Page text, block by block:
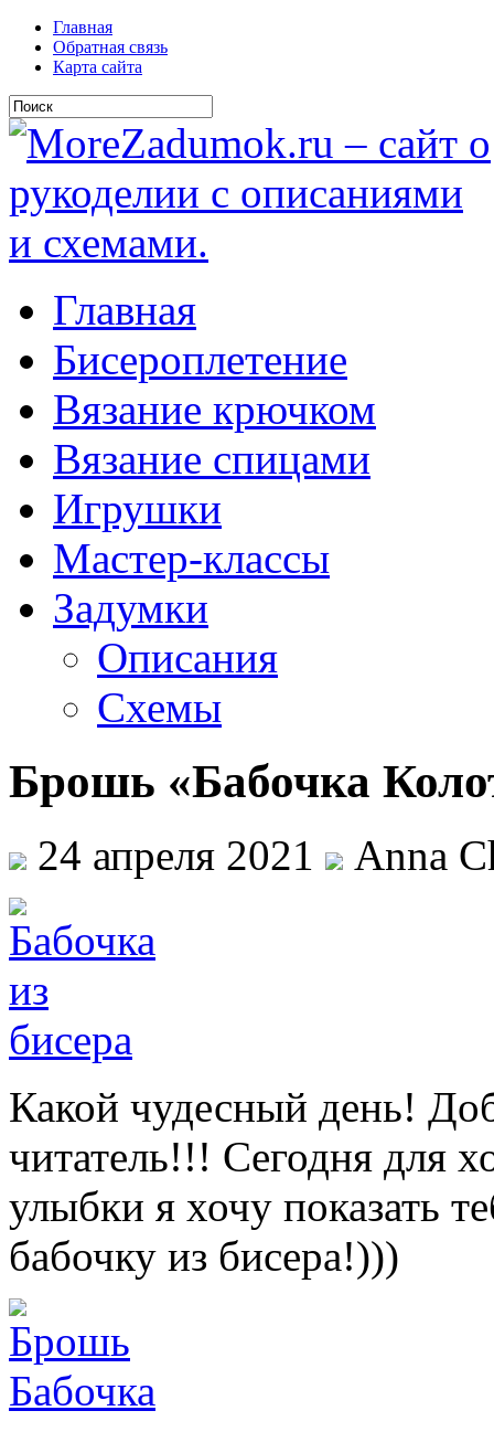
Главная
Обратная связь
Карта сайта
Главная
Бисероплетение
Вязание крючком
Вязание спицами
Игрушки
Мастер-классы
Задумки
Описания
Схемы
Брошь «Бабочка
24 апреля 2021 Anna
Какой чудесный день!
читатель!!! Сегодня для
улыбки я хочу показать
бабочку из бисера!)))